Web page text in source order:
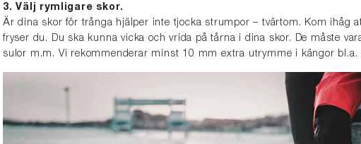
3. Välj rymligare skor.
Är dina skor för trånga hjälper inte tjocka strumpor – tvärtom. Kom ihåg
fryser du. Du ska kunna vicka och vrida på tårna i dina skor. De måste
sulor m.m. Vi rekommenderar minst 10 mm extra utrymme i kängor bl.a.